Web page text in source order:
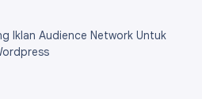
Iklan Audience Network Untuk